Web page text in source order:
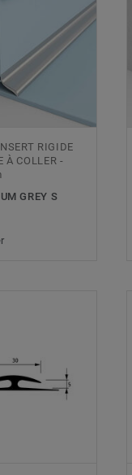
RIGIDE
À COLLER -
GREY S